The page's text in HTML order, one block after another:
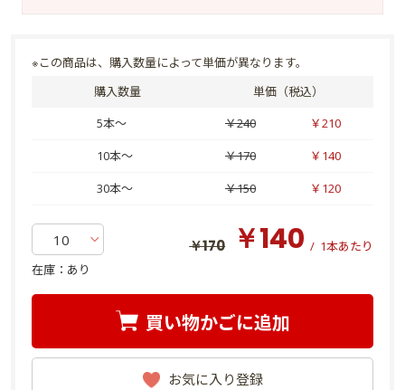
※この商品は、購入数量によって単価が異なります。
購入数量
単価（税込）
5本～
￥240
￥210
10本～
￥170
￥140
30本～
￥150 ￥120
￥170 ￥140 / 1本あたり
在庫： あり
買い物かごに追加
お気に入り登録